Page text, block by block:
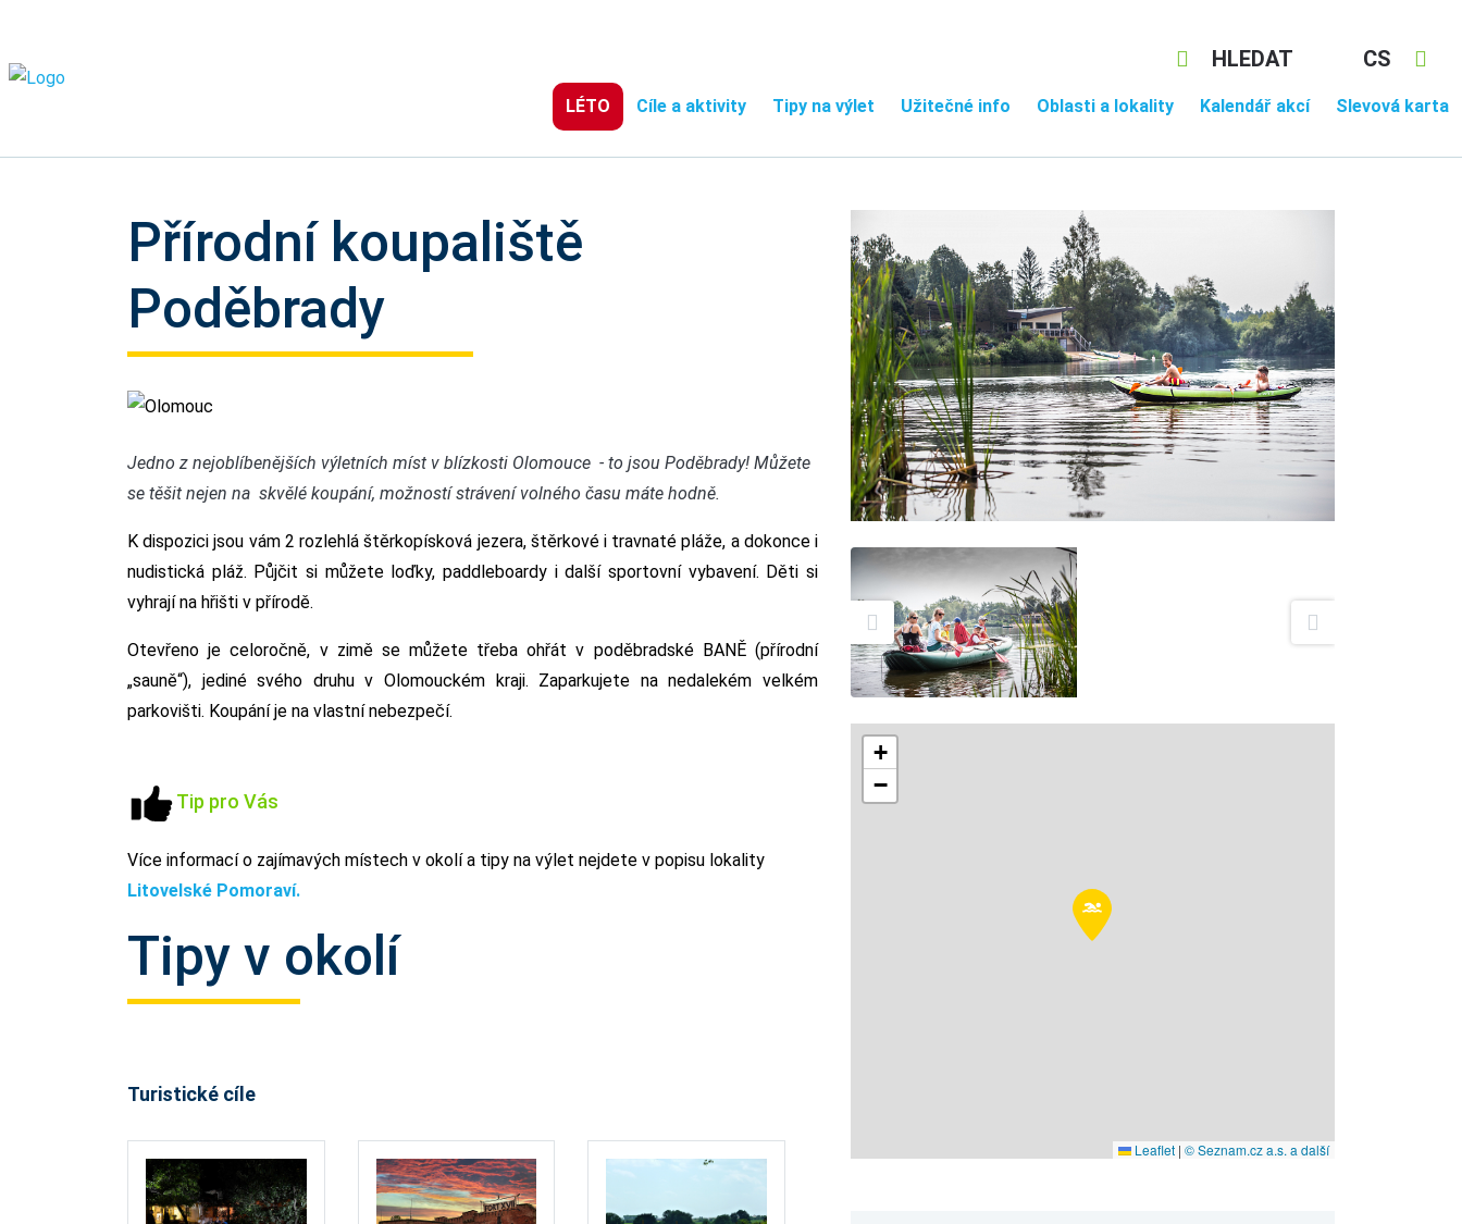
CS
HLEDAT
LÉTO Cíle a aktivity Tipy na výlet Užitečné info Oblasti a lokality Kalendář akcí Slevová karta
Přírodní koupaliště
Poděbrady
Olomouc
Jedno z nejoblíbenějších výletních míst v blízkosti Olomouce - to jsou Poděbrady! Můžete
se těšit nejen na skvělé koupání, možností strávení volného času máte hodně.
K dispozici jsou vám 2 rozlehlá štěrkopísková jezera, štěrkové i travnaté pláže, a dokonce i
nudistická pláž. Půjčit si můžete loďky, paddleboardy i další sportovní vybavení. Děti si
vyhrají na hřišti v přírodě.
Otevřeno je celoročně, v zimě se můžete třeba ohřát v poděbradské BANĚ (přírodní
„sauně“), jediné svého druhu v Olomouckém kraji. Zaparkujete na nedalekém velkém
parkovišti. Koupání je na vlastní nebezpečí.
Tip pro Vás
Více informací o zajímavých místech v okolí a tipy na výlet nejdete v popisu lokality
Litovelské Pomoraví.
Tipy v okolí
Turistické cíle
+
−
Leaflet | © Seznam.cz a.s. a další